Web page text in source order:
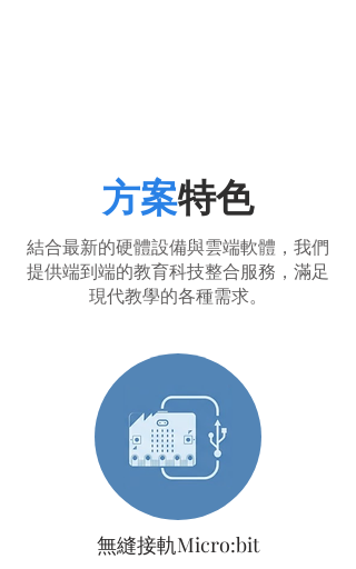
方案特色
結合最新的硬體設備與雲端軟體，我們
提供端到端的教育科技整合服務，滿足
現代教學的各種需求。
無縫接軌Micro:bit